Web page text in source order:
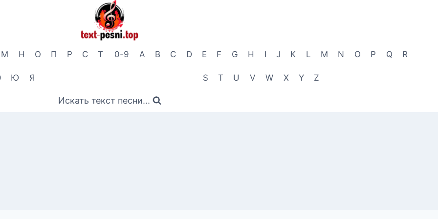
М Н О П Р С Т
Ю Я
0-9 A B C D E F G H I J K L M N O P Q R
S T U V W X Y Z
Искать текст песни...